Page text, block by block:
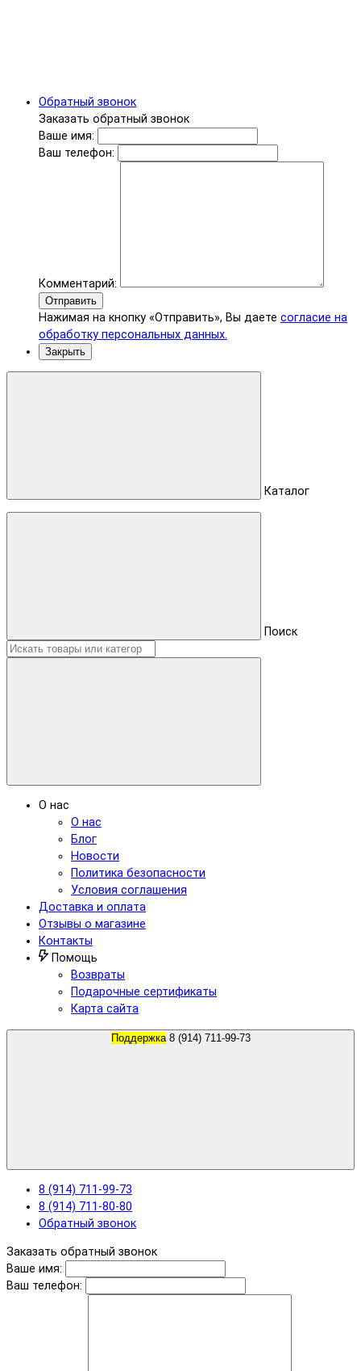
Обратный звонок
Заказать обратный звонок
Ваше имя:
Ваш телефон:
Комментарий:
Отправить
Нажимая на кнопку «Отправить», Вы даете согласие на
обработку персональных данных.
Закрыть
Каталог
Поиск
О нас
О нас
Блог
Новости
Политика безопасности
Условия соглашения
Доставка и оплата
Отзывы о магазине
Контакты
Помощь
Возвраты
Подарочные сертификаты
Карта сайта
Поддержка 8 (914) 711-99-73
8 (914) 711-99-73
8 (914) 711-80-80
Обратный звонок
Заказать обратный звонок
Ваше имя:
Ваш телефон: